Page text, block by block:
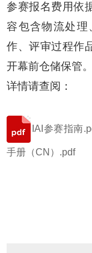
参赛报名费用依
容包含物流处理
作、评审过程作
开幕前仓储保管。
详情请查阅：
IAI参赛指南
手册（CN）.pdf